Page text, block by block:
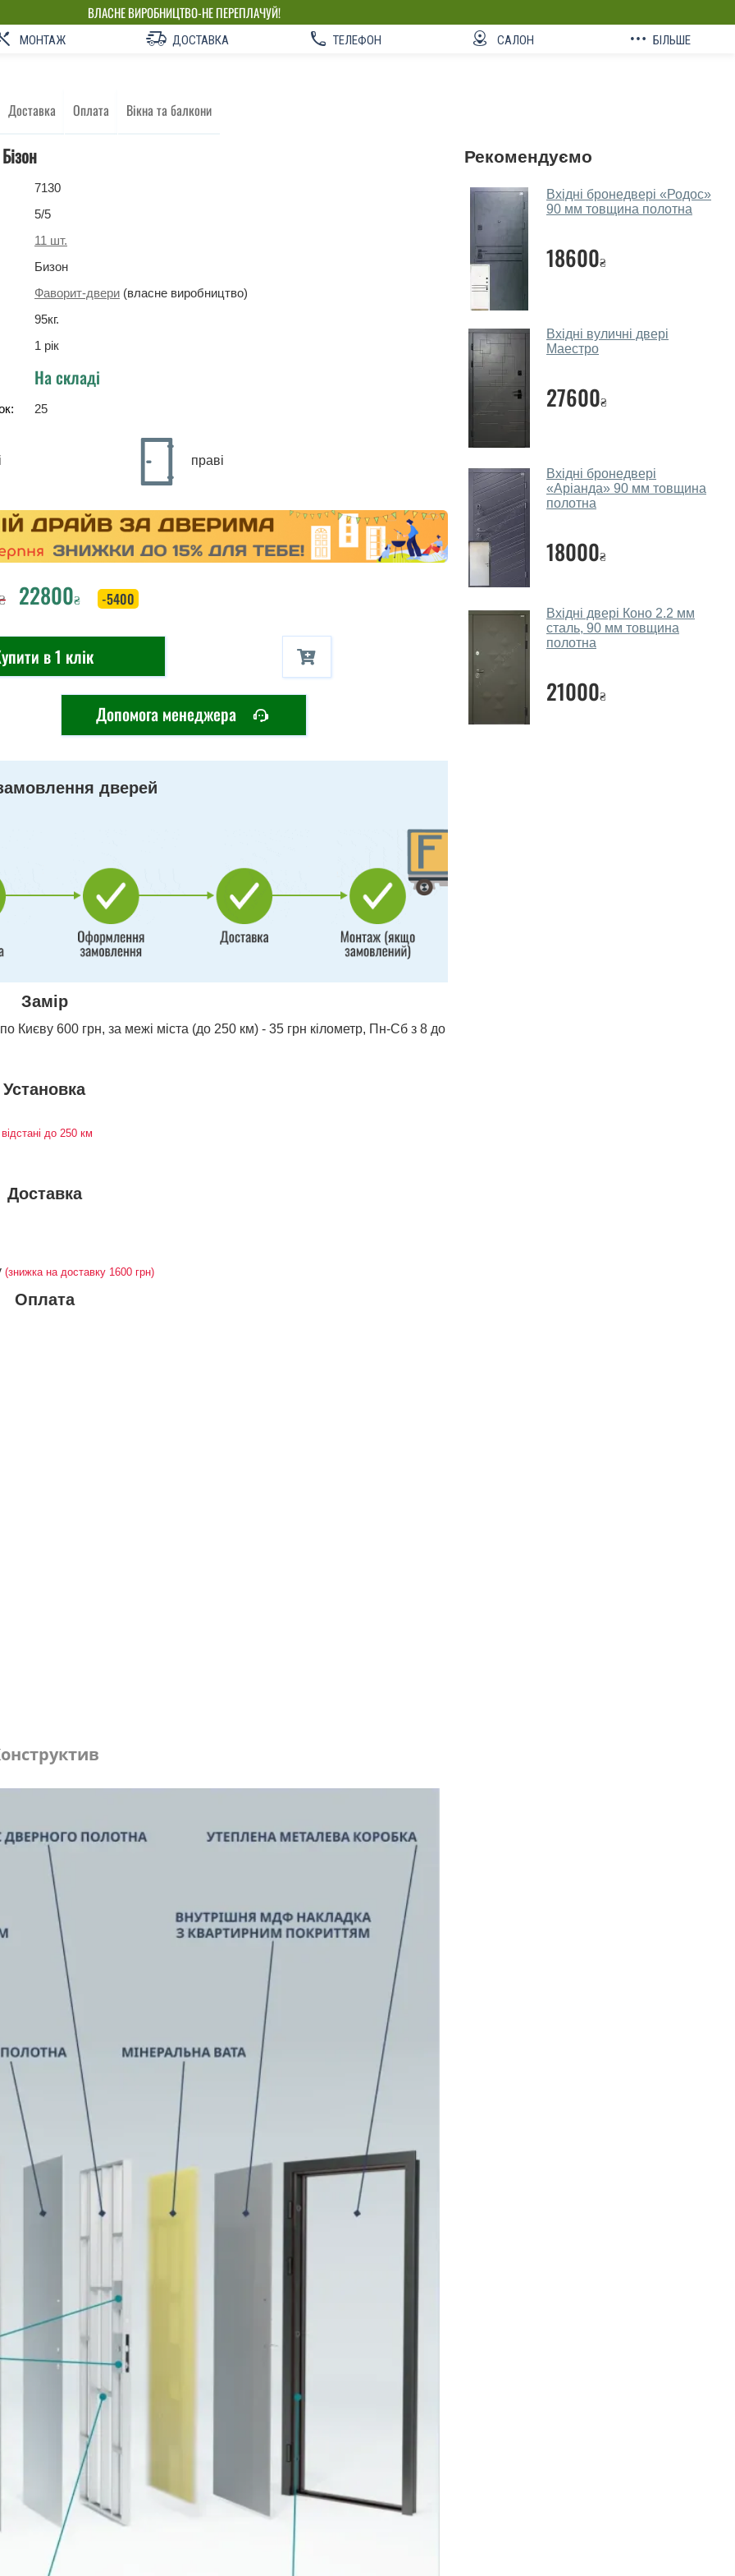
ВЛАСНЕ ВИРОБНИЦТВО-НЕ ПЕРЕПЛАЧУЙ!
МОНТАЖ ДОСТАВКА ТЕЛЕФОН САЛОН БІЛЬШЕ
Доставка Оплата Вікна та балкони
7130
5/5
11 шт.
Бизон
Фаворит-двери (власне виробництво)
95кг.
1 рік
На складі
25
праві
22800₴ -5400
в 1 клік
Допомога менеджера
дверей
Замір
Києву 600 грн, за межі міста (до 250 км) - 35 грн кілометр, Пн-Сб з 8 до
Установка
до 250 км
Доставка
(знижка на доставку 1600 грн)
Оплата
Рекомендуємо
Вхідні бронедвері «Родос»
90 мм товщина полотна
18600₴
Вхідні вуличні двері
Маестро
27600₴
Вхідні бронедвері
«Аріанда» 90 мм товщина
полотна
18000₴
Вхідні двері Коно 2.2 мм
сталь, 90 мм товщина
полотна
21000₴